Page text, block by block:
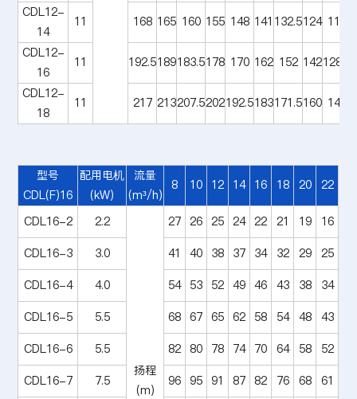
CDL12-
14
11 168 165 160 155 148 141 132.5124 112
CDL12-
16
11 192.5189183.5178 170 162 152 142128.5
CDL12-
18
11 217 213207.5202192.5183171.5160 145
型号
CDL(F)16
配用电机
(kW)
流量
(m³/h)
8 10 12 14 16 18 20 22
CDL16-2 2.2
扬程
(m)
27 26 25 24 22 21 19
16
CDL16-3
3.0 41 40 38 37 34 32 29
25
CDL16-4
4.0 54 53 52 49 46 43 38
34
CDL16-5
5.5 68 67 65 62 58 54 48
43
CDL16-6
5.5 82 80 78 74 70 64 58
52
CDL16-7
7.5 96 95 91 87 82 76 68
61